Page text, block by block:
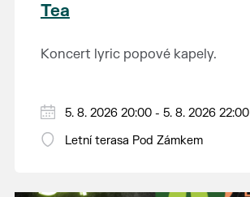
Tea
Koncert lyric popové kapely.
5. 8. 2026 20:00 - 5. 8. 2026 22:00
Letní terasa Pod Zámkem